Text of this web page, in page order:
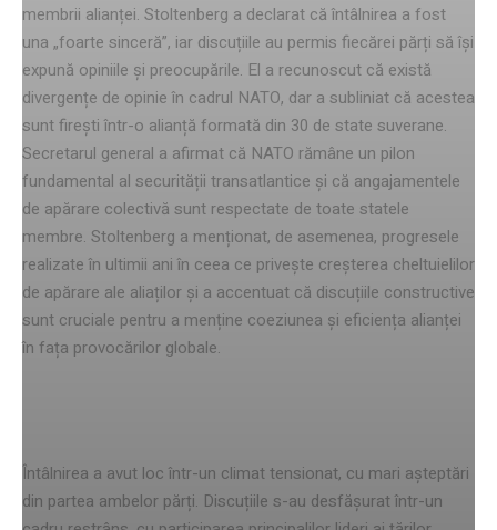
membrii alianței. Stoltenberg a declarat că întâlnirea a fost
una „foarte sinceră”, iar discuțiile au permis fiecărei părți să își
expună opiniile și preocupările. El a recunoscut că există
divergențe de opinie în cadrul NATO, dar a subliniat că acestea
sunt firești într-o alianță formată din 30 de state suverane.
Secretarul general a afirmat că NATO rămâne un pilon
fundamental al securității transatlantice și că angajamentele
de apărare colectivă sunt respectate de toate statele
membre. Stoltenberg a menționat, de asemenea, progresele
realizate în ultimii ani în ceea ce privește creșterea cheltuielilor
de apărare ale aliaților și a accentuat că discuțiile constructive
sunt cruciale pentru a menține coeziunea și eficiența alianței
în fața provocărilor globale.
Întâlnirea a avut loc într-un climat tensionat, cu mari așteptări
din partea ambelor părți. Discuțiile s-au desfășurat într-un